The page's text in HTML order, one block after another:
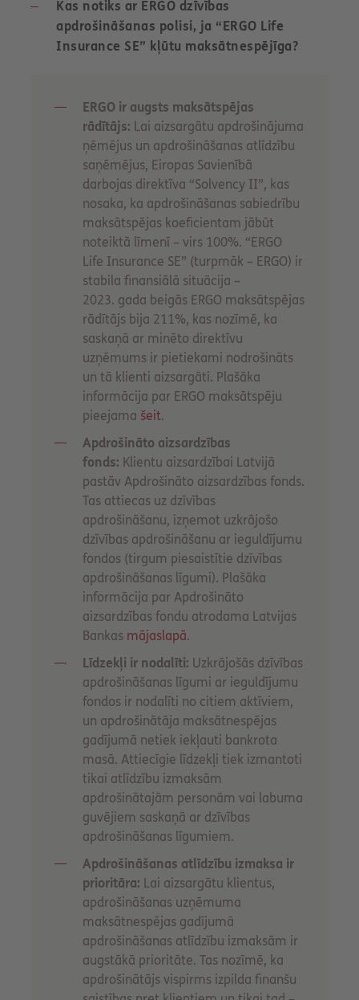
Kas notiks ar ERGO dzīvības
apdrošināšanas polisi, ja “ERGO Life
Insurance SE” kļūtu maksātnespējīga?
ERGO ir augsts maksātspējas
rādītājs: Lai aizsargātu apdrošinājuma
ņēmējus un apdrošināšanas atlīdzību
saņēmējus, Eiropas Savienībā
darbojas direktīva “Solvency II”, kas
nosaka, ka apdrošināšanas sabiedrību
maksātspējas koeficientam jābūt
noteiktā līmenī – virs 100%. “ERGO
Life Insurance SE” (turpmāk – ERGO) ir
stabila finansiālā situācija –
2023. gada beigās ERGO maksātspējas
rādītājs bija 211%, kas nozīmē, ka
saskaņā ar minēto direktīvu
uzņēmums ir pietiekami nodrošināts
un tā klienti aizsargāti. Plašāka
informācija par ERGO maksātspēju
pieejama šeit.
Apdrošināto aizsardzības
fonds: Klientu aizsardzībai Latvijā
pastāv Apdrošināto aizsardzības fonds.
Tas attiecas uz dzīvības
apdrošināšanu, izņemot uzkrājošo
dzīvības apdrošināšanu ar ieguldījumu
fondos (tirgum piesaistītie dzīvības
apdrošināšanas līgumi). Plašāka
informācija par Apdrošināto
aizsardzības fondu atrodama Latvijas
Bankas mājaslapā.
Līdzekļi ir nodalīti: Uzkrājošās dzīvības
apdrošināšanas līgumi ar ieguldījumu
fondos ir nodalīti no citiem aktīviem,
un apdrošinātāja maksātnespējas
gadījumā netiek iekļauti bankrota
masā. Attiecīgie līdzekļi tiek izmantoti
tikai atlīdzību izmaksām
apdrošinātajām personām vai labuma
guvējiem saskaņā ar dzīvības
apdrošināšanas līgumiem.
Apdrošināšanas atlīdzību izmaksa ir
prioritāra: Lai aizsargātu klientus,
apdrošināšanas uzņēmuma
maksātnespējas gadījumā
apdrošināšanas atlīdzību izmaksām ir
augstākā prioritāte. Tas nozīmē, ka
apdrošinātājs vispirms izpilda finanšu